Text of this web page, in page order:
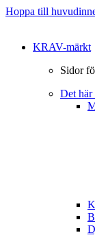
Hoppa till
KRAV-märkt
Sidor
Det